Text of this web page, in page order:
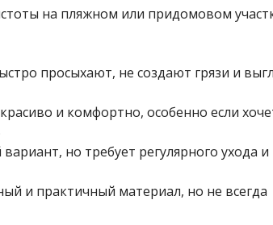
на пляжном или придомовом
просыхают, не создают грязи и
и комфортно, особенно если
но требует регулярного ухода и
и практичный материал, но не всегда